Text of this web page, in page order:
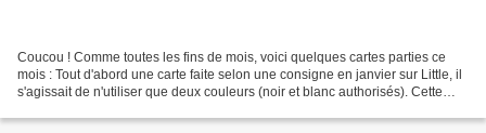
Coucou ! Comme toutes les fins de mois, voici quelques cartes parties ce
mois : Tout d'abord une carte faite selon une consigne en janvier sur Little, il
s'agissait de n'utiliser que deux couleurs (noir et blanc authorisés). Cette